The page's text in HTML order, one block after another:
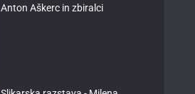
Anton Aškerc in zbiralci